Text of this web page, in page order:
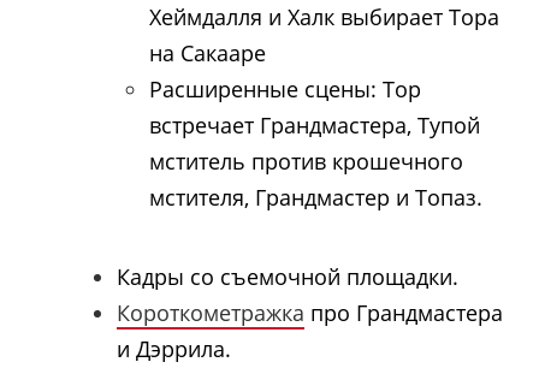
Хеймдалля и Халк выбирает Тора
на Сакааре
Расширенные сцены: Тор
встречает Грандмастера, Тупой
мститель против крошечного
мстителя, Грандмастер и Топаз.
Кадры со съемочной площадки.
Короткометражка про Грандмастера
и Дэррила.